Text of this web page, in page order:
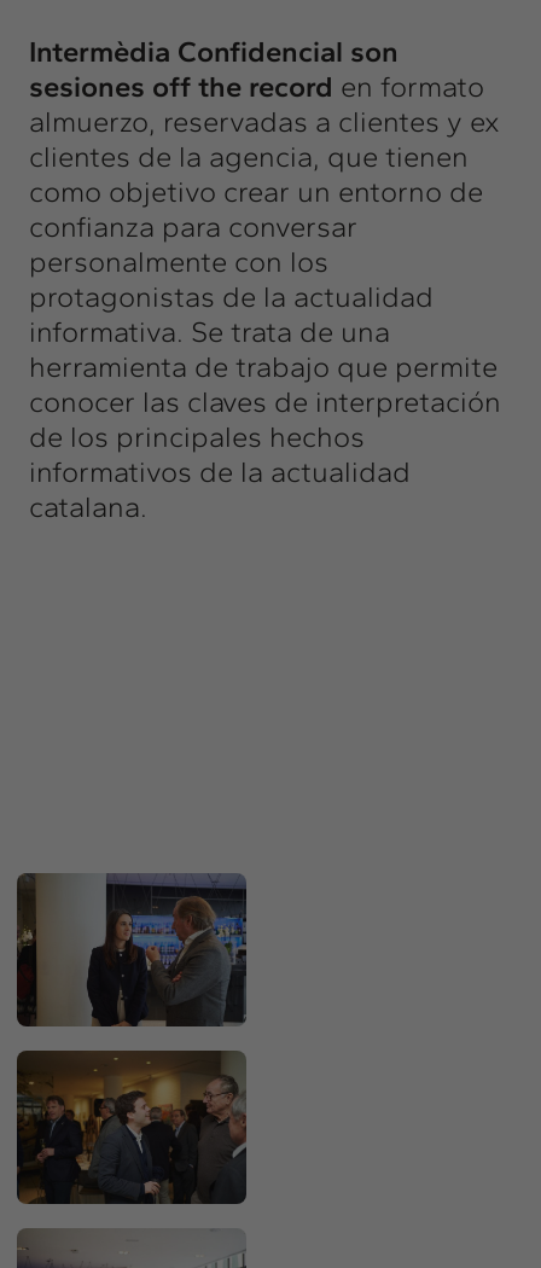
Intermèdia Confidencial son
sesiones off the record en formato
almuerzo, reservadas a clientes y ex
clientes de la agencia, que tienen
como objetivo crear un entorno de
confianza para conversar
personalmente con los
protagonistas de la actualidad
informativa. Se trata de una
herramienta de trabajo que permite
conocer las claves de interpretación
de los principales hechos
informativos de la actualidad
catalana.